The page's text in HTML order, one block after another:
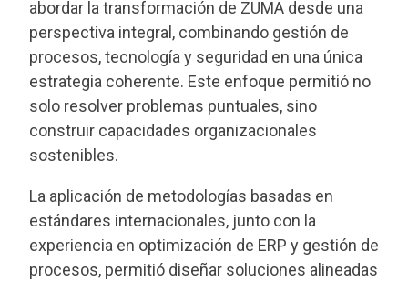
abordar la transformación de ZUMA desde una
perspectiva integral, combinando gestión de
procesos, tecnología y seguridad en una única
estrategia coherente. Este enfoque permitió no
solo resolver problemas puntuales, sino
construir capacidades organizacionales
sostenibles.
La aplicación de metodologías basadas en
estándares internacionales, junto con la
experiencia en optimización de ERP y gestión de
procesos, permitió diseñar soluciones alineadas